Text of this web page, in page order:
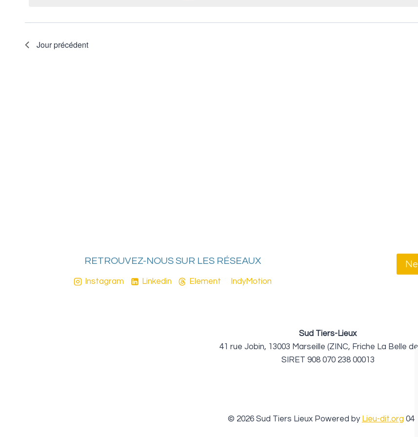
Jour précédent
RETROUVEZ-NOUS SUR LES RÉSEAUX
Instagram Linkedin Element IndyMotion
Sud Tiers-Lieux
41 rue Jobin, 13003 Marseille (ZINC, Friche La Belle
SIRET 908 070 238 00013
© 2026 Sud Tiers Lieux Powered by Lieu-dit.org